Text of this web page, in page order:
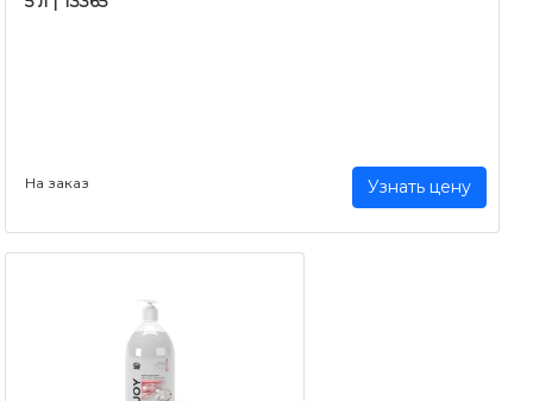
На заказ Узнать цену